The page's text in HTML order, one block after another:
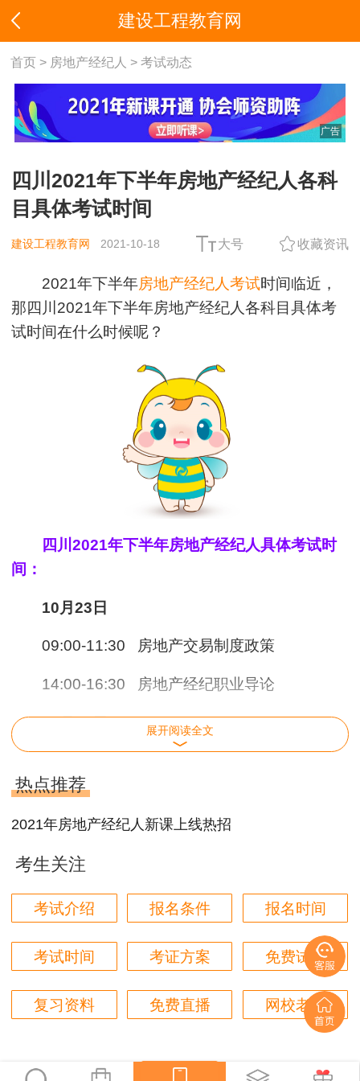
建设工程教育网
首页> 房地产经纪人 > 考试动态
广告
四川2021年下半年房地产经纪人各科
目具体考试时间
建设工程教育网 2021-10-18 大号 收藏资讯
2021年下半年房地产经纪人考试时间临近，
那四川2021年下半年房地产经纪人各科目具体考
试时间在什么时候呢？
四川2021年下半年房地产经纪人具体考试时
间：
10月23日
09:00-11:30 房地产交易制度政策
14:00-16:30 房地产经纪职业导论
10月24日
14:00-16:30
考试范围为《全国房地产经纪人职业资格考试
大纲（2020）》所确定的范围。
四川2021年下半年房地产经纪人考试方式：
房地产经纪人职业资格考试采用闭卷、计算机
化考试（简称机考），即在计算机终端获取试题、
推荐阅读：
展开阅读全文
热点推荐
2021年房地产经纪人新课上线热招
考生关注
考试介绍 报名条件 报名时间
考试时间 考证方案 免费试听
复习资料 免费直播 网校老师